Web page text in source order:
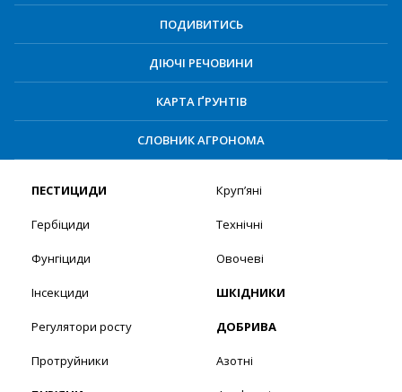
ПОДИВИТИСЬ
ДІЮЧІ РЕЧОВИНИ
КАРТА ҐРУНТІВ
СЛОВНИК АГРОНОМА
ПЕСТИЦИДИ
Гербіциди
Фунгіциди
Інсекциди
Регулятори росту
Протруйники
Круп’яні
Технічні
Овочеві
ШКІДНИКИ
ДОБРИВА
Азотні